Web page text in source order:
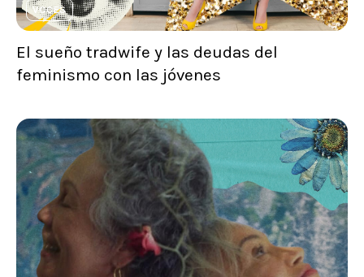
VOCES
El sueño tradwife y las deudas del
feminismo con las jóvenes